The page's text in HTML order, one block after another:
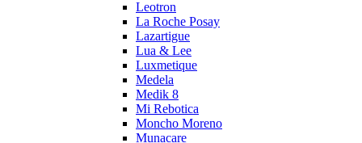
Leotron
La Roche Posay
Lazartigue
Lua & Lee
Luxmetique
Medela
Medik 8
Mi Rebotica
Moncho Moreno
Munacare